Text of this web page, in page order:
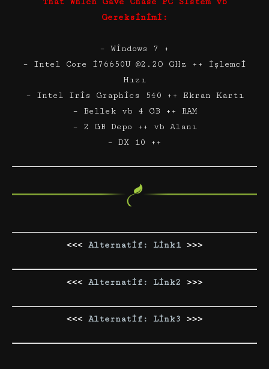
Gereksinimi:
– Windows 7 +
– Intel Core i76650U @2.2O GHz ++ İşlemci
Hızı
– Intel Iris Graphics 540 ++ Ekran Kartı
– Bellek vb 4 GB ++ RAM
– 2 GB Depo ++ vb Alanı
– DX 10 ++
<<< Alternatif: Link1>>>
<<< Alternatif: Link2 >>>
<<< Alternatif: Link3 >>>